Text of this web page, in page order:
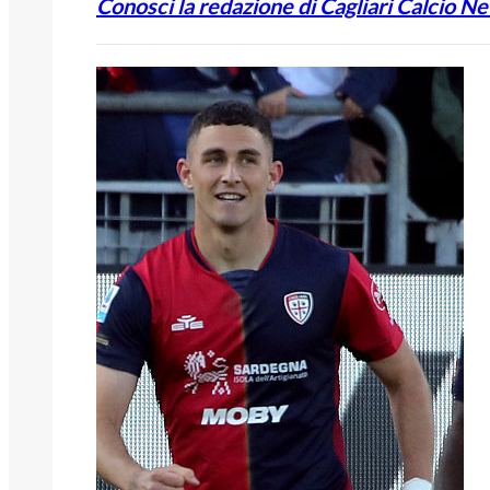
Conosci la redazione di Cagliari Calcio